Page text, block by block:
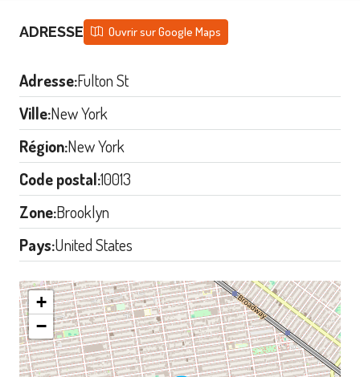
ADRESSE Ouvrir sur Google Maps
Adresse:Fulton St
Ville:New York
Région:New York
Code postal:10013
Zone:Brooklyn
Pays:United States
+
−